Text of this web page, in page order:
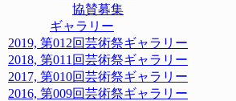
協賛募集
ギャラリー
2019, 第012回芸術祭ギャラリー
2018, 第011回芸術祭ギャラリー
2017, 第010回芸術祭ギャラリー
2016, 第009回芸術祭ギャラリー